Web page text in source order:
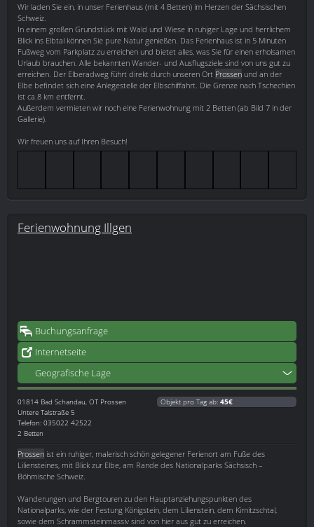
Wir laden Sie ein, in unser Ferienhaus (mit 4 Betten) im Herzen der Sächsischen
Schweiz.
In einem großen Grundstück mit Wald und Wiese in ruhiger Lage und herrlichem
Blick ins Elbtal können Sie pure Natur genießen. Das Ferienhaus ist in 5 Minuten
Fußweg vom Parkplatz zu erreichen und bietet alles, was Sie für einen erholsamen
Urlaub brauchen. Alle bekannten Wander- und Ausflugsziele sind von uns gut zu
erreichen. Der Elberadweg führt direkt durch unseren Ort Prossen und an der
Elbe befindet sich eine Anlegestelle der Elbschiffahrt. Die Grenze nach Tschechien
ist ca.8 km entfernt.
Außerdem vermieten wir noch eine Ferienwohnung mit 2 Betten (ab Bild 7 in der
Gallerie).
Wir freuen uns auf Ihren Besuch!
Ferienwohnung Illgen
Buchungsanfrage
Internetseite
Geografische Lage
01814 Bad Schandau, OT Prossen
Untere Talstraße 5
Telefon: 035022 42522
2 Betten
Objekt pro Tag ab: 45€
Prossen ist ein ruhiger, malerisch schön gelegener Ferienort am Fuße des
Liliensteines, mit Blick zur Elbe, am Rande des Nationalparks Sächsisch –
Böhmische Schweiz.
Wanderungen und Bergtouren zu den Hauptanziehungspunkten des
Nationalparks, wie der Festung Königstein, dem Lilienstein, dem Kirnitzschtal,
sowie dem Schrammsteinmassiv sind von hier aus gut zu erreichen.